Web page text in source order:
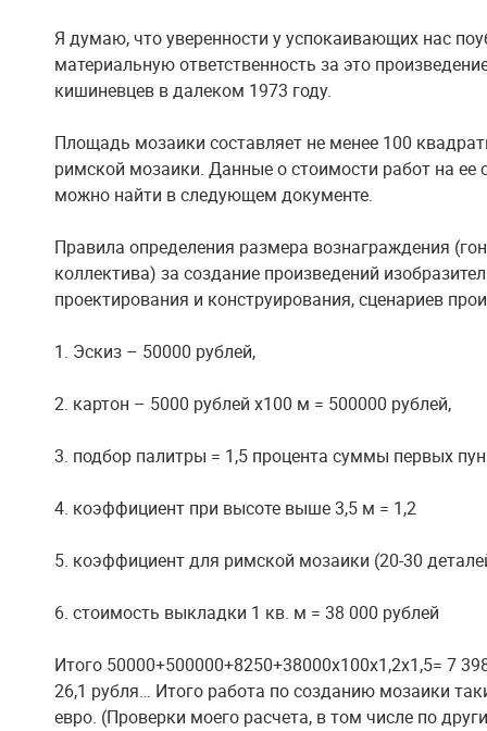
Я думаю, что уверенности у успокаивающих нас
материальную ответственность за это
кишиневцев в далеком 1973 году.
Площадь мозаики составляет не менее 100
римской мозаики. Данные о стоимости работ на ее
можно найти в следующем документе.
Правила определения размера вознаграждения
коллектива) за создание произведений
проектирования и конструирования, сценариев
1. Эскиз – 50000 рублей,
2. картон – 5000 рублей х100 м = 500000 рублей,
3. подбор палитры = 1,5 процента суммы первых
4. коэффициент при высоте выше 3,5 м = 1,2
5. коэффициент для римской мозаики (20-30
6. стоимость выкладки 1 кв. м = 38 000 рублей
Итого 50000+500000+8250+38000х100х1,2х1,5= 7
26,1 рубля… Итого работа по созданию мозаики
евро. (Проверки моего расчета, в том числе по